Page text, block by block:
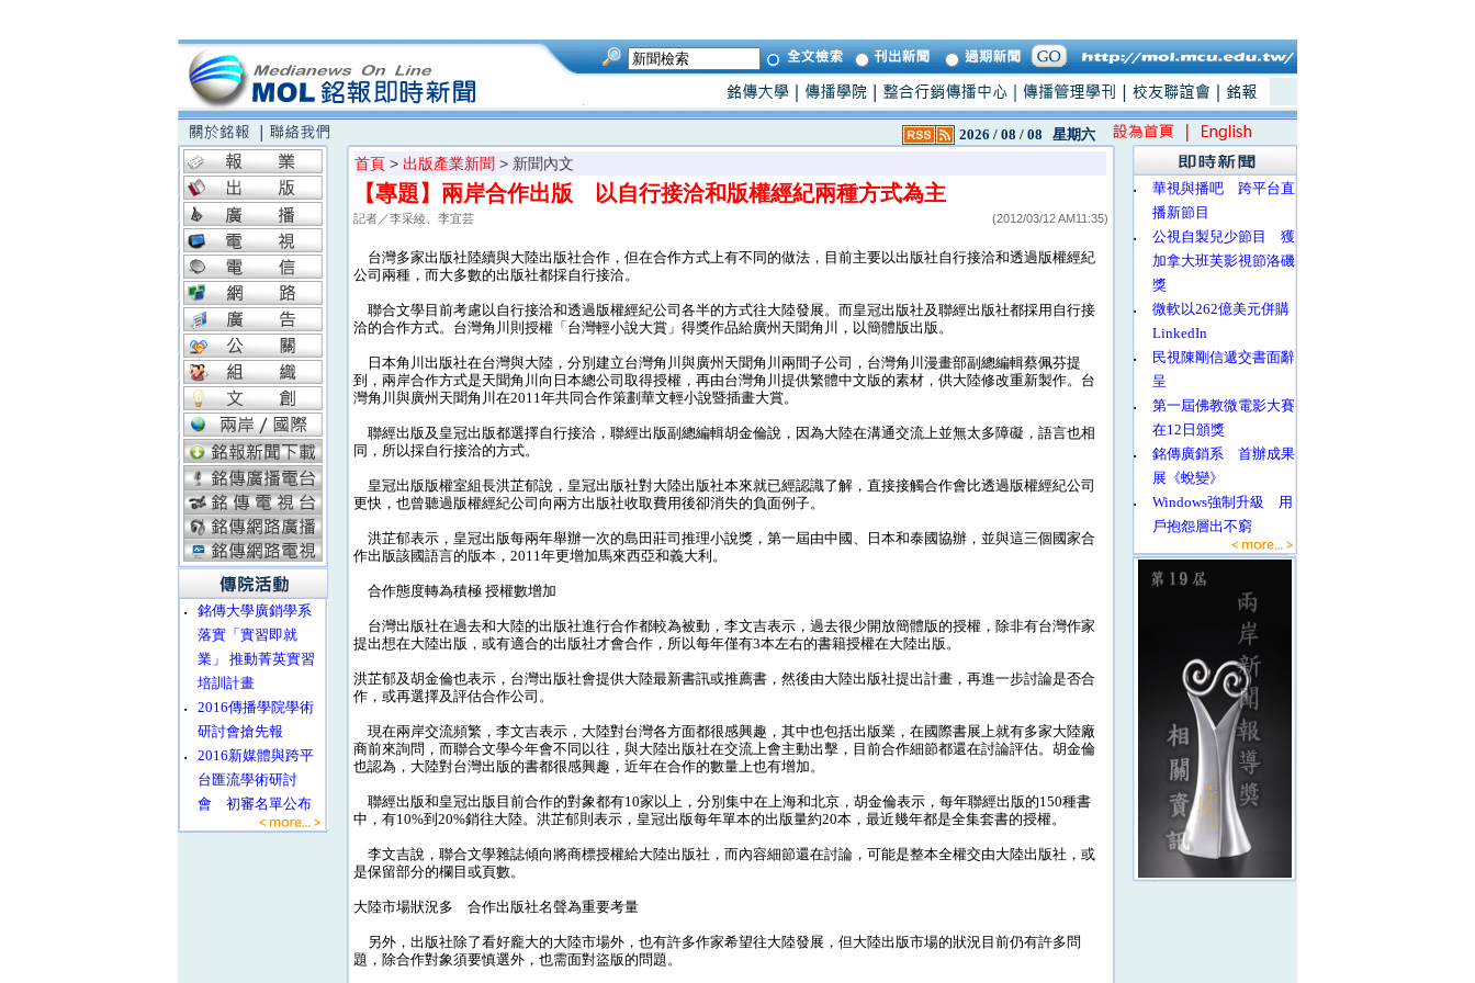
2026 / 08 / 08 星期六
‧
銘傳大學廣銷學系
落實「實習即就
業」 推動菁英實習
培訓計畫
‧
2016傳播學院學術
研討會搶先報
‧
2016新媒體與跨平
台匯流學術研討
會 初審名單公布
首頁 > 出版產業新聞 > 新聞內文
【專題】兩岸合作出版 以自行接洽和版權經紀兩種方式為主
記者／李采綾、李宜芸 (2012/03/12 AM11:35)
台灣多家出版社陸續與大陸出版社合作，但在合作方式上有不同的做法，目前主要以出版社自行接洽和透過版權經紀
公司兩種，而大多數的出版社都採自行接洽。
聯合文學目前考慮以自行接洽和透過版權經紀公司各半的方式往大陸發展。而皇冠出版社及聯經出版社都採用自行接
洽的合作方式。台灣角川則授權「台灣輕小說大賞」得獎作品給廣州天聞角川，以簡體版出版。
日本角川出版社在台灣與大陸，分別建立台灣角川與廣州天聞角川兩間子公司，台灣角川漫畫部副總編輯蔡佩芬提
到，兩岸合作方式是天聞角川向日本總公司取得授權，再由台灣角川提供繁體中文版的素材，供大陸修改重新製作。台
灣角川與廣州天聞角川在2011年共同合作策劃華文輕小說暨插畫大賞。
聯經出版及皇冠出版都選擇自行接洽，聯經出版副總編輯胡金倫說，因為大陸在溝通交流上並無太多障礙，語言也相
同，所以採自行接洽的方式。
皇冠出版版權室組長洪芷郁說，皇冠出版社對大陸出版社本來就已經認識了解，直接接觸合作會比透過版權經紀公司
更快，也曾聽過版權經紀公司向兩方出版社收取費用後卻消失的負面例子。
洪芷郁表示，皇冠出版每兩年舉辦一次的島田莊司推理小說獎，第一屆由中國、日本和泰國協辦，並與這三個國家合
作出版該國語言的版本，2011年更增加馬來西亞和義大利。
合作態度轉為積極 授權數增加
台灣出版社在過去和大陸的出版社進行合作都較為被動，李文吉表示，過去很少開放簡體版的授權，除非有台灣作家
提出想在大陸出版，或有適合的出版社才會合作，所以每年僅有3本左右的書籍授權在大陸出版。
洪芷郁及胡金倫也表示，台灣出版社會提供大陸最新書訊或推薦書，然後由大陸出版社提出計畫，再進一步討論是否合
作，或再選擇及評估合作公司。
現在兩岸交流頻繁，李文吉表示，大陸對台灣各方面都很感興趣，其中也包括出版業，在國際書展上就有多家大陸廠
商前來詢問，而聯合文學今年會不同以往，與大陸出版社在交流上會主動出擊，目前合作細節都還在討論評估。胡金倫
也認為，大陸對台灣出版的書都很感興趣，近年在合作的數量上也有增加。
聯經出版和皇冠出版目前合作的對象都有10家以上，分別集中在上海和北京，胡金倫表示，每年聯經出版的150種書
中，有10%到20%銷往大陸。洪芷郁則表示，皇冠出版每年單本的出版量約20本，最近幾年都是全集套書的授權。
李文吉說，聯合文學雜誌傾向將商標授權給大陸出版社，而內容細節還在討論，可能是整本全權交由大陸出版社，或
是保留部分的欄目或頁數。
大陸市場狀況多 合作出版社名聲為重要考量
另外，出版社除了看好龐大的大陸市場外，也有許多作家希望往大陸發展，但大陸出版市場的狀況目前仍有許多問
題，除合作對象須要慎選外，也需面對盜版的問題。
‧
華視與播吧 跨平台直
播新節目
‧
公視自製兒少節目 獲
加拿大班芙影視節洛磯
獎
‧
微軟以262億美元併購
LinkedIn
‧
民視陳剛信遞交書面辭
呈
‧
第一屆佛教微電影大賽
在12日頒獎
‧
銘傳廣銷系 首辦成果
展《蛻變》
‧
Windows強制升級 用
戶抱怨層出不窮